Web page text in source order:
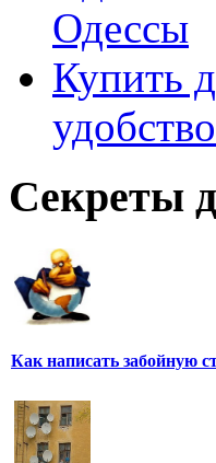
Одессы
Купить
Секреты
Как написать забойную